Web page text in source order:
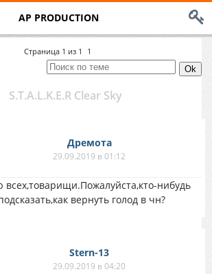
AP PRODUCTION
Страница 1 из 1 1
S.T.A.L.K.E.R Clear Sky
Дремота
29.09.2019 в 01:12
всех,товарищи.Пожалуйста,кто-нибудь
вернуть голод в чн?
Stern-13
29.09.2019 в 04:20